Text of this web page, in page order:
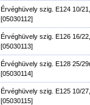
Érvéghüvely szig. E124 10/
[05030112]
Érvéghüvely szig. E126 16/
[05030113]
Érvéghüvely szig. E128 25/
[05030114]
Érvéghüvely szig. E125 10/
[05030115]